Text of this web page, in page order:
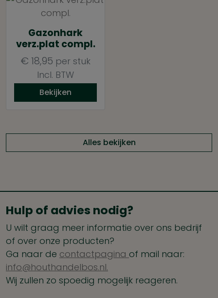
Gazonhark
verz.plat compl.
€ 18,95 per stuk
Incl. BTW
Bekijken
Alles bekijken
Hulp of advies nodig?
U wilt graag meer informatie over ons bedrijf
of over onze producten?
Ga naar de contactpagina of mail naar:
info@houthandelbos.nl.
Wij zullen zo spoedig mogelijk reageren.